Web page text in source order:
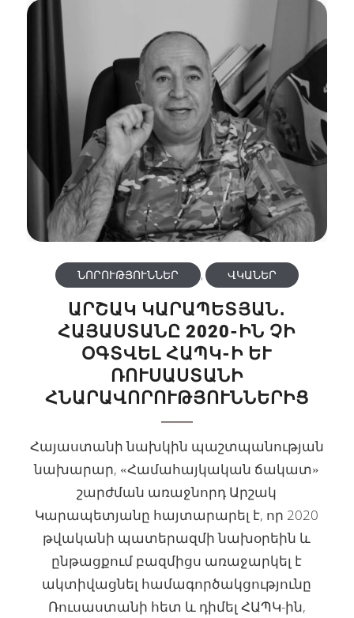
ԱՐՇԱԿ ԿԱՐԱՊԵՏՅԱՆ․
ՀԱՅԱՍՏԱՆԸ 2020-ԻՆ ՉԻ
ՕԳՏՎԵԼ ՀԱՊԿ-Ի ԵՒ Ռ
ՈՒՍԱՍՏԱՆԻ Հ
ՆԱՐԱՎՈՐՈՒԹՅՈՒՆՆԵՐԻՑ
ՆՈՐՈՒԹՅՈՒՆՆԵՐ , ՎԿԱՆԵՐ
Հայաստանի նախկին պաշտպանության
նախարար, «Համահայկական ճակատ»
շարժման առաջնորդ Արշակ
Կարապետյանը հայտարարել է, որ 2020
թվականի պատերազմի նախօրեին և
ընթացքում բազմիցս առաջարկել է
ակտիվացնել համագործակցությունը
Ռուսաստանի հետ և դիմել ՀԱՊԿ-ին,